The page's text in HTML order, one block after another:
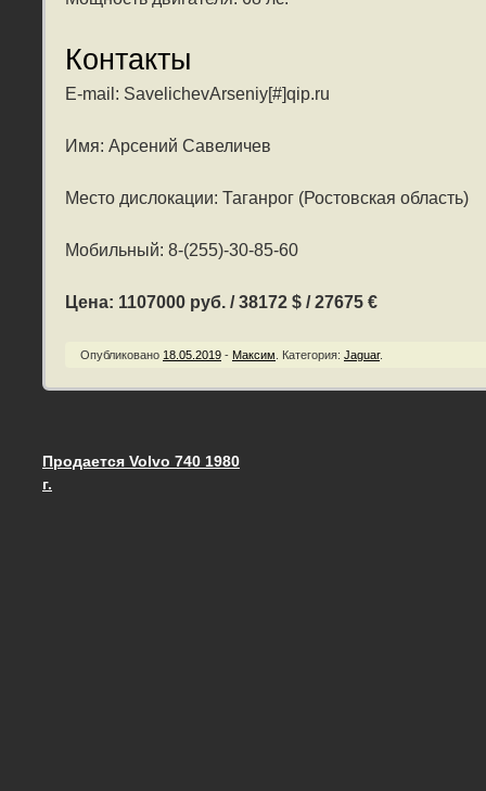
Контакты
E-mail: SavelichevArseniy[#]qip.ru
Имя: Арсений Савеличев
Место дислокации: Таганрог (Ростовская область)
Мобильный: 8-(255)-30-85-60
Цена: 1107000 руб. / 38172 $ / 27675 €
Опубликовано 18.05.2019 - Максим Категория: Jaguar.
Запись навигация
Продается Volvo 740 1980
г.